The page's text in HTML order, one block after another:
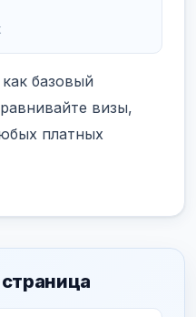
базовый
визы,
платных